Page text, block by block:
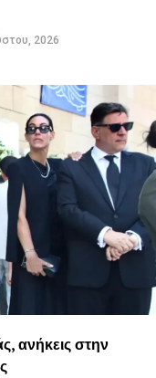
2026
ανήκεις στην